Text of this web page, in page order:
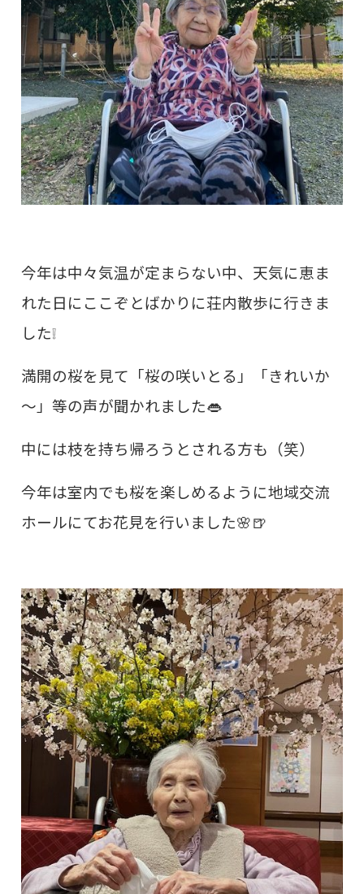
今年は中々気温が定まらない中、天気に恵ま
れた日にここぞとばかりに荘内散歩に行きま
した❕
満開の桜を見て「桜の咲いとる」「きれいか
～」等の声が聞かれました👄
中には枝を持ち帰ろうとされる方も（笑）
今年は室内でも桜を楽しめるように地域交流
ホールにてお花見を行いました🌸🍺